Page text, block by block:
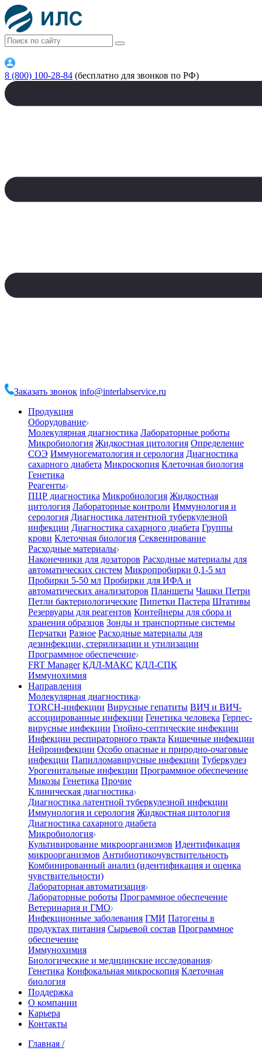
8 (800) 100-28-84 (бесплатно для звонков по РФ)
Заказать звонок info@interlabservice.ru
Продукция
Оборудование
Молекулярная диагностика Лабораторные роботы
Микробиология Жидкостная цитология Определение
СОЭ Иммуногематология и серология Диагностика
сахарного диабета Микроскопия Клеточная биология
Генетика
Реагенты
ПЦР диагностика Микробиология Жидкостная
цитология Лабораторные контроли Иммунология и
серология Диагностика латентной туберкулезной
инфекции Диагностика сахарного диабета Группы
крови Клеточная биология Секвенирование
Расходные материалы
Наконечники для дозаторов Расходные материалы для
автоматических систем Микропробирки 0,1-5 мл
Пробирки 5-50 мл Пробирки для ИФА и
автоматических анализаторов Планшеты Чашки Петри
Петли бактериологические Пипетки Пастера Штативы
Резервуары для реагентов Контейнеры для сбора и
хранения образцов Зонды и транспортные системы
Перчатки Разное Расходные материалы для
дезинфекции, стерилизации и утилизации
Программное обеспечение
FRT Manager КДЛ-МАКС КДЛ-СПК
Иммунохимия
Направления
Молекулярная диагностика
TORCH-инфекции Вирусные гепатиты ВИЧ и ВИЧ-
ассоциированные инфекции Генетика человека Герпес-
вирусные инфекции Гнойно-септические инфекции
Инфекции респираторного тракта Кишечные инфекции
Нейроинфекции Особо опасные и природно-очаговые
инфекции Папилломавирусные инфекции Туберкулез
Урогенитальные инфекции Программное обеспечение
Микозы Генетика Прочие
Клиническая диагностика
Диагностика латентной туберкулезной инфекции
Иммунология и серология Жидкостная цитология
Диагностика сахарного диабета
Микробиология
Культивирование микроорганизмов Идентификация
микроорганизмов Антибиотикочувствительность
Комбинированный анализ (идентификация и оценка
чувствительности)
Лабораторная автоматизация
Лабораторные роботы Программное обеспечение
Ветеринария и ГМО
Инфекционные заболевания ГМИ Патогены в
продуктах питания Сырьевой состав Программное
обеспечение
Иммунохимия
Биологические и медицинские исследования
Генетика Конфокальная микроскопия Клеточная
биология
Поддержка
О компании
Карьера
Контакты
Главная /